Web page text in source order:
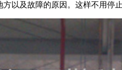
以及故障的原因。这样不用停